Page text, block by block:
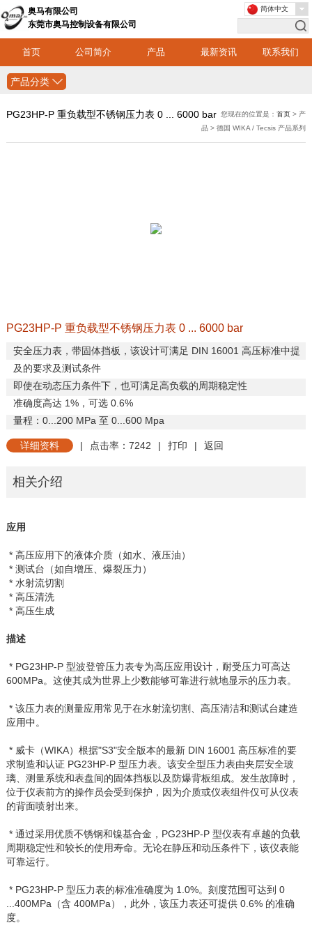
奥马有限公司
东莞市奥马控制设备有限公司
首页 公司简介 产品 最新资讯 联系我们
简体中文
产品分类
PG23HP-P 重负载型不锈钢压力表 0 ... 6000 bar 您现在的位置是：首页 > 产
品 > 德国 WIKA / Tecsis 产品系列
PG23HP-P 重负载型不锈钢压力表 0 ... 6000 bar
安全压力表，带固体挡板，该设计可满足 DIN 16001 高压标准中提
及的要求及测试条件
即使在动态压力条件下，也可满足高负载的周期稳定性
准确度高达 1%，可选 0.6%
量程： 0...200 MPa 至 0...600 Mpa
详细资料 | 点击率：7242 | 打印 | 返回
相关介绍
应用
* 高压应用下的液体介质（如水、液压油）
* 测试台（如自增压、爆裂压力）
* 水射流切割
* 高压清洗
* 高压生成
描述
* PG23HP-P 型波登管压力表专为高压应用设计，耐受压力可高达
600MPa。这使其成为世界上少数能够可靠进行就地显示的压力表。
* 该压力表的测量应用常见于在水射流切割、高压清洁和测试台建造
应用中。
* 威卡（WIKA）根据"S3"安全版本的最新 DIN 16001 高压标准的要
求制造和认证 PG23HP-P 型压力表。 该安全型压力表由夹层安全玻
璃、测量系统和表盘间的固体挡板以及防爆背板组成。发生故障时，
位于仪表前方的操作员会受到保护，因为介质或仪表组件仅可从仪表
的背面喷射出来。
* 通过采用优质不锈钢和镍基合金， PG23HP-P 型仪表有卓越的负载
周期稳定性和较长的使用寿命。无论在静压和动压条件下，该仪表能
可靠运行。
* PG23HP-P 型压力表的标准准确度为 1.0%。刻度范围可达到 0
...400MPa （含 400MPa），此外，该压力表还可提供 0.6% 的准确
度。